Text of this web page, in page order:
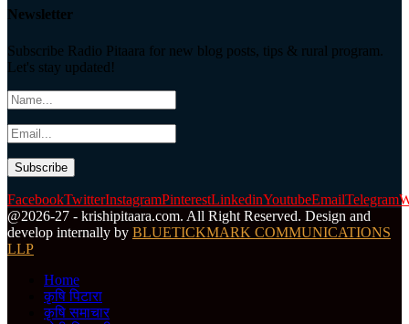
Newsletter
Subscribe Radio Pitaara for new blog posts, tips & rural program.
Let's stay updated!
FacebookTwitterInstagramPinterestLinkedinYoutubeEmailTelegram
@2026-27 - krishipitaara.com. All Right Reserved. Design and
develop internally by BLUETICKMARK COMMUNICATIONS
LLP
Home
कृषि पिटारा
कृषि समाचार